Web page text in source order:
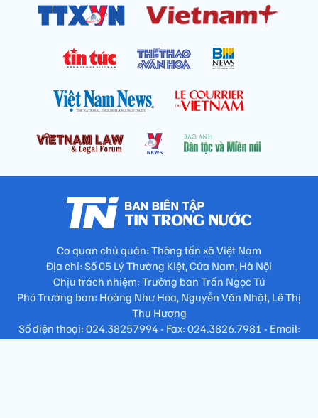
Cơ quan chủ quản: Thông tấn xã Việt Nam
Địa chỉ: Số 05 Lý Thường Kiệt, Cửa Nam, Hà Nội
Chịu trách nhiệm: Trưởng ban Trần Ngọc Tú
Phó Trưởng ban: Hoàng Như Hoa, Nguyễn Văn Nhật, Lê Thị